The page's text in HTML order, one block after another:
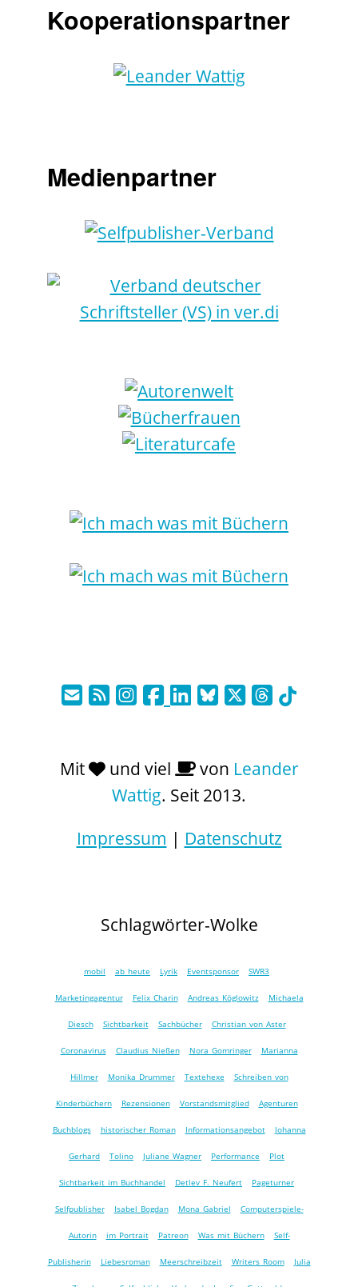
Kooperationspartner
Medienpartner
Mit und viel von Leander
Wattig. Seit 2013.
Impressum | Datenschutz
Schlagwörter-Wolke
mobil ab heute Lyrik Eventsponsor SWR3
Marketingagentur Felix Charin Andreas Köglowitz Michaela
Diesch Sichtbarkeit Sachbücher Christian von Aster
Coronavirus Claudius Nießen Nora Gomringer Marianna
Hillmer Monika Drummer Textehexe Schreiben von
Kinderbüchern Rezensionen Vorstandsmitglied Agenturen
Buchblogs historischer Roman Informationsangebot Johanna
Gerhard Tolino Juliane Wagner Performance Plot
Sichtbarkeit im Buchhandel Detlev F. Neufert Pageturner
Selfpublisher Isabel Bogdan Mona Gabriel Computerspiele-
Autorin im Portrait Patreon Was mit Büchern Self-
Publisherin Liebesroman Meerschreibzeit Writers Room Julia